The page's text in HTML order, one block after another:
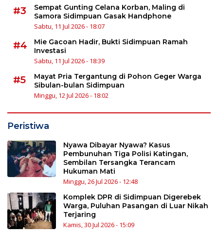
#3
Sempat Gunting Celana Korban, Maling di
Samora Sidimpuan Gasak Handphone
Sabtu, 11 Jul 2026 - 18:07
#4
Mie Gacoan Hadir, Bukti Sidimpuan Ramah
Investasi
Sabtu, 11 Jul 2026 - 18:39
#5
Mayat Pria Tergantung di Pohon Geger Warga
Sibulan-bulan Sidimpuan
Minggu, 12 Jul 2026 - 18:02
Peristiwa
Nyawa Dibayar Nyawa? Kasus
Pembunuhan Tiga Polisi Katingan,
Sembilan Tersangka Terancam
Hukuman Mati
Minggu, 26 Jul 2026 - 12:48
Komplek DPR di Sidimpuan Digerebek
Warga, Puluhan Pasangan di Luar Nikah
Terjaring
Kamis, 30 Jul 2026 - 15:09